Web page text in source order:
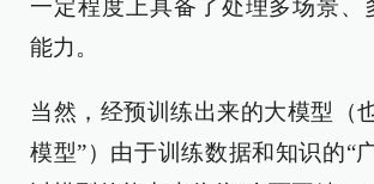
一定程度上具备了处理多场景、
能力。
当然，经预训练出来的大模型（
模型”）由于训练数据和知识的“